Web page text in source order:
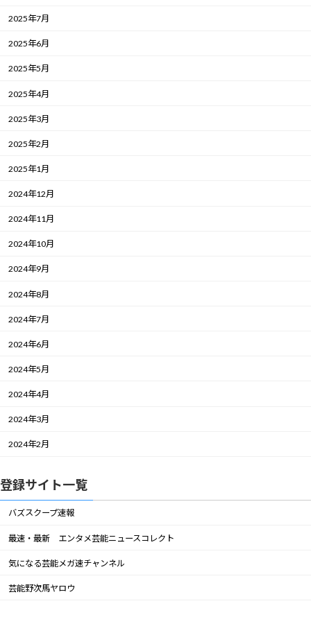
2025年7月
2025年6月
2025年5月
2025年4月
2025年3月
2025年2月
2025年1月
2024年12月
2024年11月
2024年10月
2024年9月
2024年8月
2024年7月
2024年6月
2024年5月
2024年4月
2024年3月
2024年2月
登録サイト一覧
バズスクープ速報
最速・最新 エンタメ芸能ニュースコレクト
気になる芸能メガ速チャンネル
芸能野次馬ヤロウ